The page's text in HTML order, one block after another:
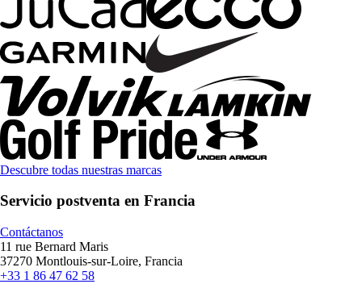
Descubre todas nuestras marcas
Servicio postventa en Francia
Contáctanos
11 rue Bernard Maris
37270 Montlouis-sur-Loire, Francia
+33 1 86 47 62 58